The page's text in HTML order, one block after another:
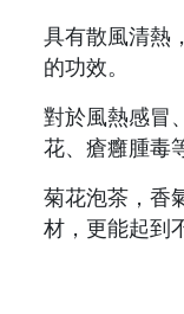
具有散風清熱
的功效。
對於風熱感冒
花、瘡癰腫毒
菊花泡茶，香
材，更能起到